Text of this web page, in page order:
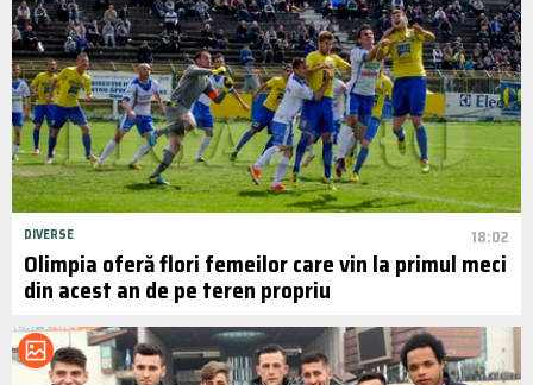
DIVERSE 18:02
Olimpia oferă flori femeilor care vin la primul meci
din acest an de pe teren propriu